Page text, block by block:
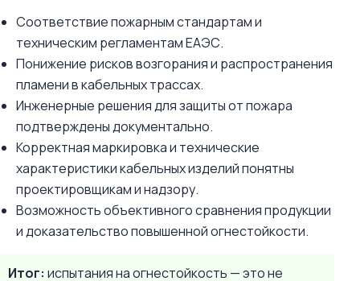
Соответствие пожарным стандартам и
техническим регламентам ЕАЭС.
Понижение рисков возгорания и распространения
пламени в кабельных трассах.
Инженерные решения для защиты от пожара
подтверждены документально.
Корректная маркировка и технические
характеристики кабельных изделий понятны
проектировщикам и надзору.
Возможность объективного сравнения продукции
и доказательство повышенной огнестойкости.
Итог: испытания на огнестойкость — это не